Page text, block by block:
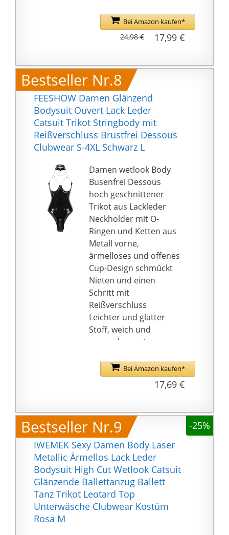
Beinlinie und
figurbetontes Design
mit rückseitigem
Ihre Schönheitsform
während der
Performance und
eignet sich für alle
Arten von Tanz und
anderen Sportarten.
❤❤ ÜBERLEGENES
MATERIAL: Elegant
Damen Body ballett
Tanz Trikots Anzug Top
Overall dancewear
Kostüm ist gut aus
Polyester + Elasthan,
elastischem und
weichem Gewebe,
atmungsaktiv und
schnell trocknend,
bequem und langlebig
zu tragen.
❤❤ Anlässe: Damen
Wetlook Body ist
perfekt für Balletttanz,
Tanzunterricht,
Bühnenauftritt, Yoga,
Fitness, Sport, Disco,
Pole Dance, Nachtclub,
Party, Strand,
Schwimmen oder
tägliche Kleidung.
❤❤ GRÖSSE: Damen
Langarm Body Wetlook
Ballett leotard top
Turnanzug
Gymnastikanzug hat XS
/ S / L / XL / 2XL / 3XL
Bei Amazon kaufen*
17,99 €
24,98 €
Bestseller Nr.8
FEESHOW Damen Glänzend
Bodysuit Ouvert Lack Leder
Catsuit Trikot Stringbody mit
Reißverschluss Brustfrei Dessous
Clubwear S-4XL Schwarz L
Damen wetlook Body
Busenfrei Dessous
hoch geschnittener
Trikot aus Lackleder
Neckholder mit O-
Ringen und Ketten aus
Metall vorne,
ärmelloses und offenes
Cup-Design schmückt
Nieten und einen
Schritt mit
Reißverschluss
Leichter und glatter
Stoff, weich und
angenehm zu tragen,
und charmanter
Perfekt für romantische
Clubwear, Party,
Ausgehen usw
Bitte beachten Sie die
unten stehende Größe
sorgfältig, bevor Sie
bestellen. Handwäsche
kalt empfohlen
Bei Amazon kaufen*
17,69 €
Bestseller Nr.9
-25%
IWEMEK Sexy Damen Body Laser
Metallic Ärmellos Lack Leder
Bodysuit High Cut Wetlook Catsuit
Glänzende Ballettanzug Ballett
Tanz Trikot Leotard Top
Unterwäsche Clubwear Kostüm
Rosa M